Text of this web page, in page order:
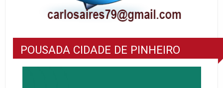
POUSADA CIDADE DE PINHEIRO